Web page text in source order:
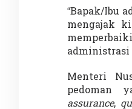
r
a
s
i
P
r
t
a
n
“Bapak/Ibu
mengajak
administrasi
Menteri
pedoman
assurance,